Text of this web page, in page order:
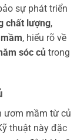
sự phát triển
chất lượng,
, hiểu rõ về
sóc củ trong
ươm mầm từ củ
thuật này đặc